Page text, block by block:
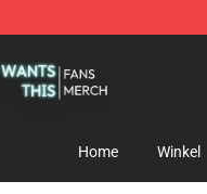
Home Winkel